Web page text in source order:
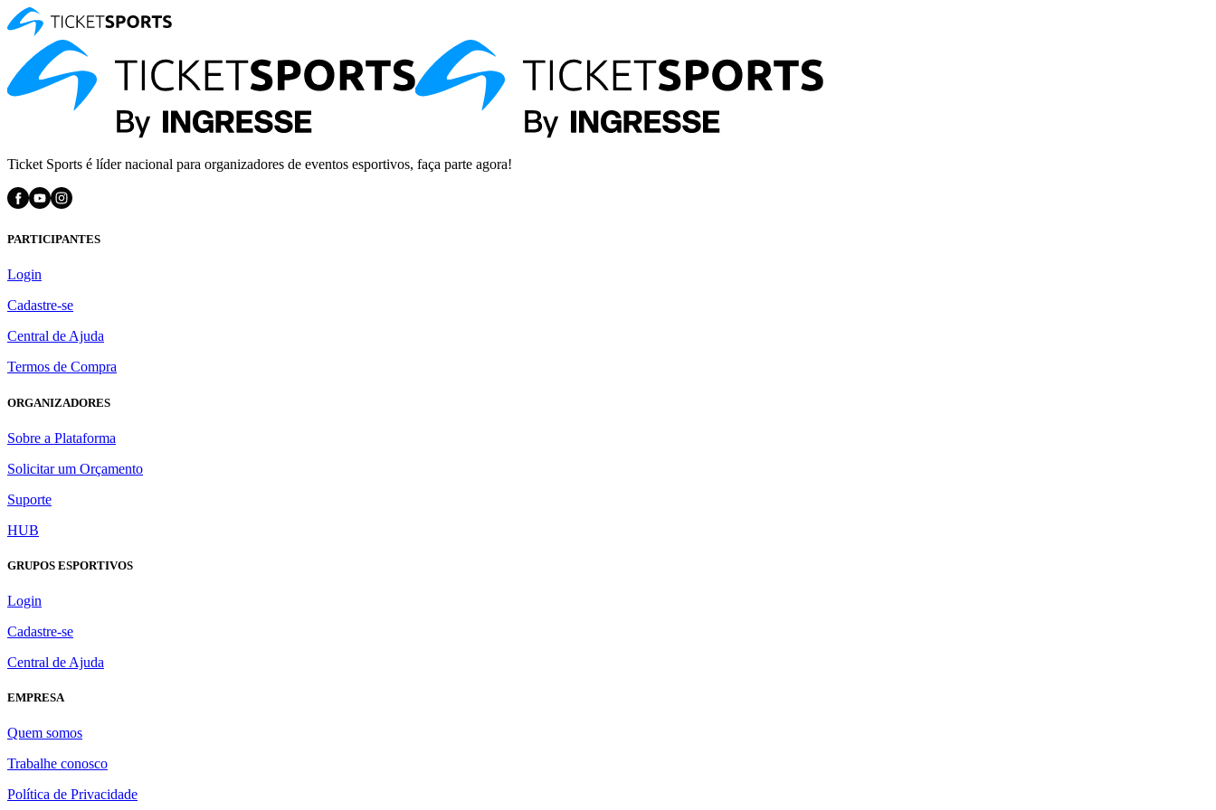
Ticket Sports é líder nacional para organizadores de eventos esportivos, faça parte agora!
PARTICIPANTES
Login
Cadastre-se
Central de Ajuda
Termos de Compra
ORGANIZADORES
Sobre a Plataforma
Solicitar um Orçamento
Suporte
HUB
GRUPOS ESPORTIVOS
Login
Cadastre-se
Central de Ajuda
EMPRESA
Quem somos
Trabalhe conosco
Política de Privacidade